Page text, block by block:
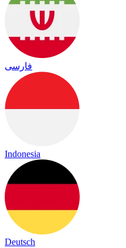
فارسی
Indonesia
Deutsch